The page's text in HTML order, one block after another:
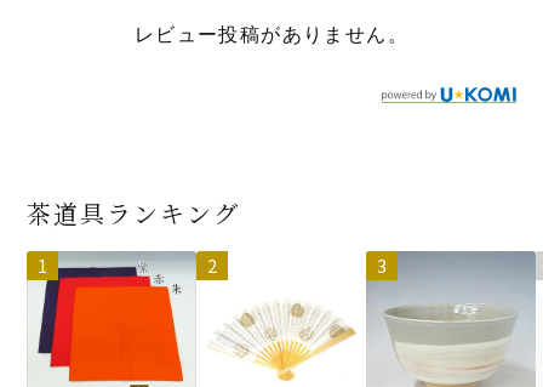
レビュー投稿がありません。
茶道具ランキング